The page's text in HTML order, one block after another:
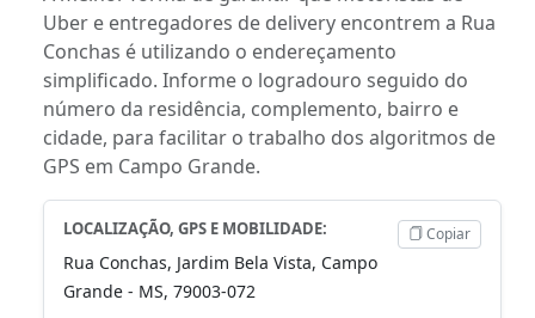
Uber e entregadores de delivery encontrem a Rua
Conchas é utilizando o endereçamento
simplificado. Informe o logradouro seguido do
número da residência, complemento, bairro e
cidade, para facilitar o trabalho dos algoritmos de
GPS em Campo Grande.
LOCALIZAÇÃO, GPS E MOBILIDADE:
Rua Conchas, Jardim Bela Vista, Campo
Grande - MS, 79003-072
Copiar